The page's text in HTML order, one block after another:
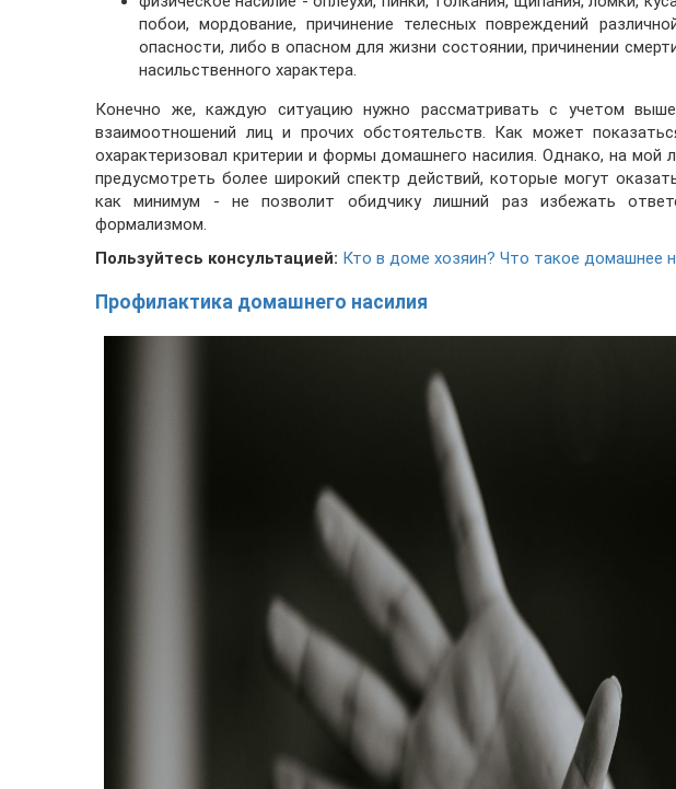
побои, мордование, причинение телесных повреждений
опасности, либо в опасном для жизни состоянии, причинении
насильственного характера.
Конечно же, каждую ситуацию нужно рассматривать с учетом
взаимоотношений лиц и прочих обстоятельств. Как может
охарактеризовал критерии и формы домашнего насилия. Однако, на мой
предусмотреть более широкий спектр действий, которые могут
как минимум - не позволит обидчику лишний раз избежать
формализмом.
Пользуйтесь консультацией: Кто в доме хозяин? Что такое домашнее
Профилактика домашнего насилия